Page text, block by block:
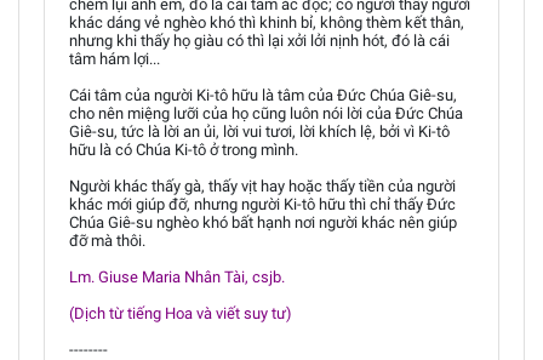
chém lụi anh em, đó là cái tâm ác độc; có người thấy người
khác dáng vẻ nghèo khó thì khinh bỉ, không thèm kết thân,
nhưng khi thấy họ giàu có thì lại xởi lởi nịnh hót, đó là cái
tâm hám lợi...
Cái tâm của người Ki-tô hữu là tâm của Đức Chúa Giê-su,
cho nên miệng lưỡi của họ cũng luôn nói lời của Đức Chúa
Giê-su, tức là lời an ủi, lời vui tươi, lời khích lệ, bởi vì Ki-tô
hữu là có Chúa Ki-tô ở trong mình.
Người khác thấy gà, thấy vịt hay hoặc thấy tiền của người
khác mới giúp đỡ, nhưng người Ki-tô hữu thì chỉ thấy Đức
Chúa Giê-su nghèo khó bất hạnh nơi người khác nên giúp
đỡ mà thôi.
Lm. Giuse Maria Nhân Tài, csjb.
(Dịch từ tiếng Hoa và viết suy tư)
--------